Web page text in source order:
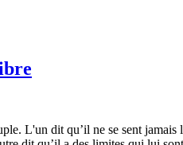
L'un dit qu’il ne se sent